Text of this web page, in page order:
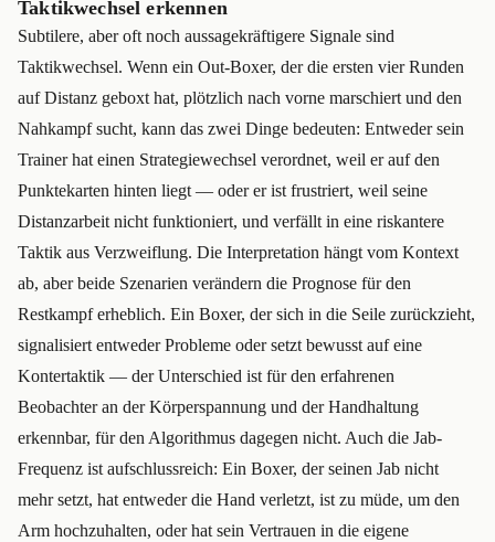
Taktikwechsel erkennen
Subtilere, aber oft noch aussagekräftigere Signale sind
Taktikwechsel. Wenn ein Out-Boxer, der die ersten vier Runden
auf Distanz geboxt hat, plötzlich nach vorne marschiert und den
Nahkampf sucht, kann das zwei Dinge bedeuten: Entweder sein
Trainer hat einen Strategiewechsel verordnet, weil er auf den
Punktekarten hinten liegt — oder er ist frustriert, weil seine
Distanzarbeit nicht funktioniert, und verfällt in eine riskantere
Taktik aus Verzweiflung. Die Interpretation hängt vom Kontext
ab, aber beide Szenarien verändern die Prognose für den
Restkampf erheblich. Ein Boxer, der sich in die Seile zurückzieht,
signalisiert entweder Probleme oder setzt bewusst auf eine
Kontertaktik — der Unterschied ist für den erfahrenen
Beobachter an der Körperspannung und der Handhaltung
erkennbar, für den Algorithmus dagegen nicht. Auch die Jab-
Frequenz ist aufschlussreich: Ein Boxer, der seinen Jab nicht
mehr setzt, hat entweder die Hand verletzt, ist zu müde, um den
Arm hochzuhalten, oder hat sein Vertrauen in die eigene